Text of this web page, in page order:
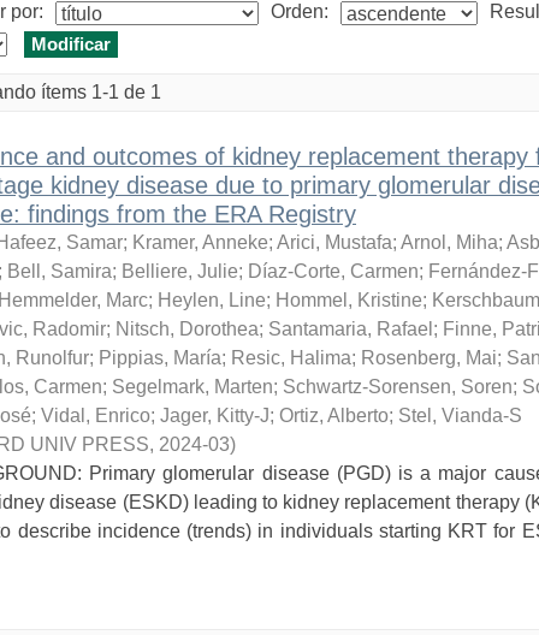
por: Orden:
ítems 1-1 de 1
and outcomes of kidney replacement therapy
kidney disease due to primary glomerular
findings from the ERA Registry
Samar; Kramer, Anneke; Arici, Mustafa; Arnol, Miha;
Bell, Samira; Belliere, Julie; Díaz-Corte, Carmen; Fernández-
Marc; Heylen, Line; Hommel, Kristine;
Radomir; Nitsch, Dorothea; Santamaria, Rafael ; Finne,
Runolfur; Pippias, María; Resic, Halima; Rosenberg, Mai;
Carmen; Segelmark, Marten; Schwartz-Sorensen, Soren;
; Vidal, Enrico; Jager, Kitty-J; Ortiz, Alberto; Stel, Vianda-S
UNIV PRESS, 2024-03)
Primary glomerular disease (PGD) is a major
disease (ESKD) leading to kidney replacement therapy
describe incidence (trends) in individuals starting KRT for